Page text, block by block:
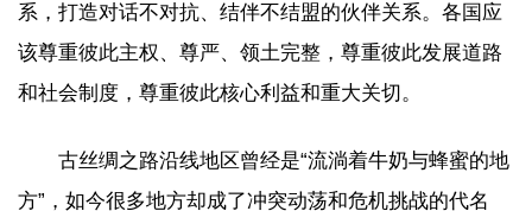
系，打造对话不对抗、结伴不结盟的伙伴关系。各国应
该尊重彼此主权、尊严、领土完整，尊重彼此发展道路
和社会制度，尊重彼此核心利益和重大关切。
古丝绸之路沿线地区曾经是“流淌着牛奶与蜂蜜的地
方”，如今很多地方却成了冲突动荡和危机挑战的代名